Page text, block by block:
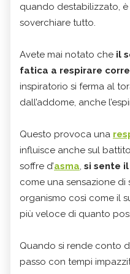
quando destabilizzato,
soverchiare tutto.
Avete mai notato che il
fatica a respirare
inspiratorio si ferma al
dall’addome, anche
Questo provoca una
influisce anche sul
soffre d’asma, si sente
come una sensazione di
organismo così come il
più veloce di quanto
Quando si rende conto
passo con tempi